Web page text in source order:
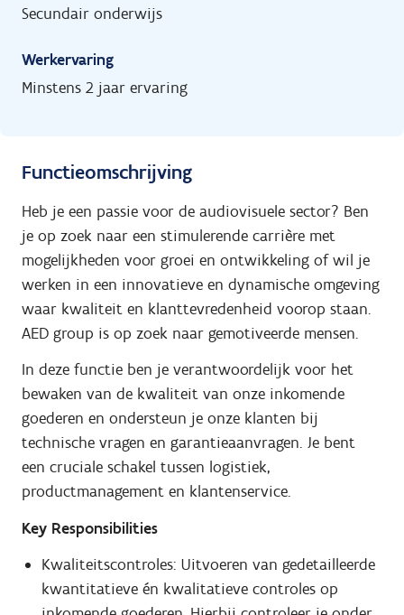
Secundair onderwijs
Werkervaring
Minstens 2 jaar ervaring
Functieomschrijving
Heb je een passie voor de audiovisuele sector? Ben
je op zoek naar een stimulerende carrière met
mogelijkheden voor groei en ontwikkeling of wil je
werken in een innovatieve en dynamische omgeving
waar kwaliteit en klanttevredenheid voorop staan.
AED group is op zoek naar gemotiveerde mensen.
In deze functie ben je verantwoordelijk voor het
bewaken van de kwaliteit van onze inkomende
goederen en ondersteun je onze klanten bij
technische vragen en garantieaanvragen. Je bent
een cruciale schakel tussen logistiek,
productmanagement en klantenservice.
Key Responsibilities
Kwaliteitscontroles: Uitvoeren van gedetailleerde
kwantitatieve én kwalitatieve controles op